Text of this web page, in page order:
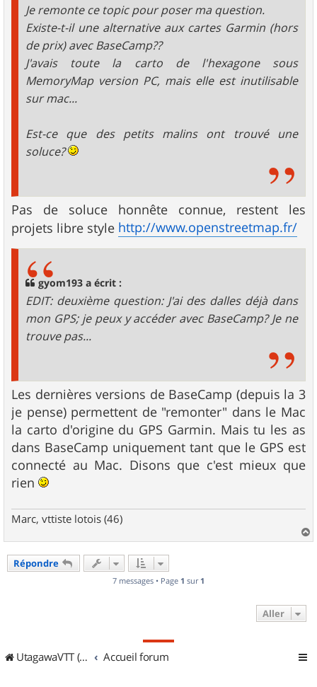
Je remonte ce topic pour poser ma question.
Existe-t-il une alternative aux cartes Garmin (hors
de prix) avec BaseCamp??
J'avais toute la carto de l'hexagone sous
MemoryMap version PC, mais elle est inutilisable
sur mac...
Est-ce que des petits malins ont trouvé une
soluce?
Pas de soluce honnête connue, restent les
projets libre style http://www.openstreetmap.fr/
gyom193 a écrit :
EDIT: deuxième question: J'ai des dalles déjà dans
mon GPS; je peux y accéder avec BaseCamp? Je ne
trouve pas...
Les dernières versions de BaseCamp (depuis la 3
je pense) permettent de "remonter" dans le Mac
la carto d'origine du GPS Garmin. Mais tu les as
dans BaseCamp uniquement tant que le GPS est
connecté au Mac. Disons que c'est mieux que
rien
Marc, vttiste lotois (46)
a
Répondre
7 messages • Page 1 sur 1
Aller
UtagawaVTT (Randos VTT et VTTAE avec traces GPS) Accueil forum